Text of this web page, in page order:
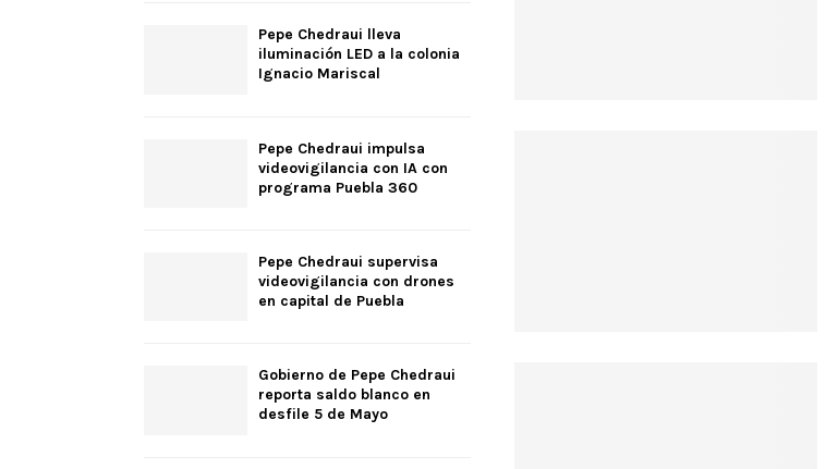
Pepe Chedraui lleva
iluminación LED a la colonia
Ignacio Mariscal
Pepe Chedraui impulsa
videovigilancia con IA con
programa Puebla 360
Pepe Chedraui supervisa
videovigilancia con drones
en capital de Puebla
Gobierno de Pepe Chedraui
reporta saldo blanco en
desfile 5 de Mayo